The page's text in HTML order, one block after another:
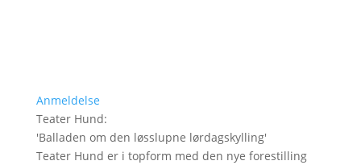
Anmeldelse
Teater Hund:
'Balladen om den løsslupne lørdagskylling'
Teater Hund er i topform med den nye forestilling